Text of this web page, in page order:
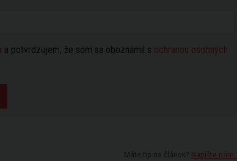
a potvrdzujem, že som sa oboznámil s ochranou osobných
Máte tip na článok? Napíšte nám